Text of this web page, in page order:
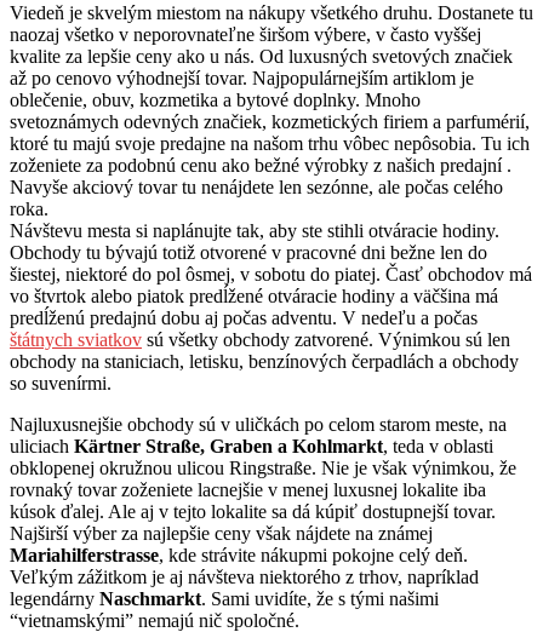
Viedeň je skvelým miestom na nákupy všetkého druhu. Dostanete tu
naozaj všetko v neporovnateľne širšom výbere, v často vyššej
kvalite za lepšie ceny ako u nás. Od luxusných svetových značiek
až po cenovo výhodnejší tovar. Najpopulárnejším artiklom je
oblečenie, obuv, kozmetika a bytové doplnky. Mnoho
svetoznámych odevných značiek, kozmetických firiem a parfumérií,
ktoré tu majú svoje predajne na našom trhu vôbec nepôsobia. Tu ich
zoženiete za podobnú cenu ako bežné výrobky z našich predajní .
Navyše akciový tovar tu nenájdete len sezónne, ale počas celého
roka.
Návštevu mesta si naplánujte tak, aby ste stihli otváracie hodiny.
Obchody tu bývajú totiž otvorené v pracovné dni bežne len do
šiestej, niektoré do pol ôsmej, v sobotu do piatej. Časť obchodov má
vo štvrtok alebo piatok predĺžené otváracie hodiny a väčšina má
predĺženú predajnú dobu aj počas adventu. V nedeľu a počas
štátnych sviatkov sú všetky obchody zatvorené. Výnimkou sú len
obchody na staniciach, letisku, benzínových čerpadlách a obchody
so suvenírmi.
Najluxusnejšie obchody sú v uličkách po celom starom meste, na
uliciach Kärtner Straße, Graben a Kohlmarkt, teda v oblasti
obklopenej okružnou ulicou Ringstraße. Nie je však výnimkou, že
rovnaký tovar zoženiete lacnejšie v menej luxusnej lokalite iba
kúsok ďalej. Ale aj v tejto lokalite sa dá kúpiť dostupnejší tovar.
Najširší výber za najlepšie ceny však nájdete na známej
Mariahilferstrasse, kde strávite nákupmi pokojne celý deň.
Veľkým zážitkom je aj návšteva niektorého z trhov, napríklad
legendárny Naschmarkt. Sami uvidíte, že s tými našimi
“vietnamskými” nemajú nič spoločné.